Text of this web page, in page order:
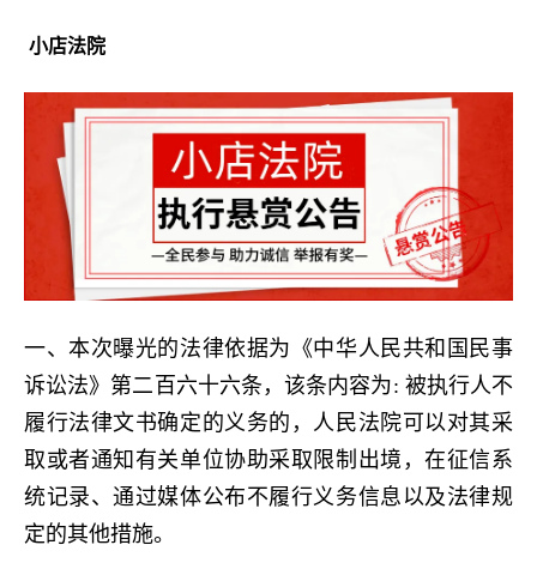
小店法院
一、本次曝光的法律依据为《中华人民共和国民事
诉讼法》第二百六十六条，该条内容为: 被执行人不
履行法律文书确定的义务的，人民法院可以对其采
取或者通知有关单位协助采取限制出境，在征信系
统记录、通过媒体公布不履行义务信息以及法律规
定的其他措施。